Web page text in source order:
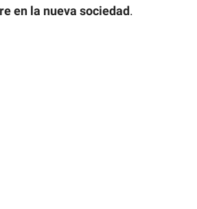
en la nueva sociedad.